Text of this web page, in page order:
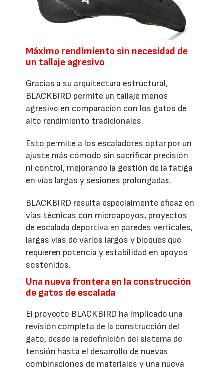
Máximo rendimiento sin necesidad de
un tallaje agresivo
Gracias a su arquitectura estructural,
BLACKBIRD permite un tallaje menos
agresivo en comparación con los gatos de
alto rendimiento tradicionales.
Esto permite a los escaladores optar por un
ajuste más cómodo sin sacrificar precisión
ni control, mejorando la gestión de la fatiga
en vías largas y sesiones prolongadas.
BLACKBIRD resulta especialmente eficaz en
vías técnicas con microapoyos, proyectos
de escalada deportiva en paredes verticales,
largas vías de varios largos y bloques que
requieren potencia y estabilidad en apoyos
sostenidos.
Una nueva frontera en la construcción
de gatos de escalada
El proyecto BLACKBIRD ha implicado una
revisión completa de la construcción del
gato, desde la redefinición del sistema de
tensión hasta el desarrollo de nuevas
combinaciones de materiales y una nueva